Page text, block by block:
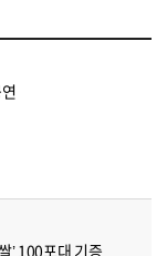
’ 100포대 기증